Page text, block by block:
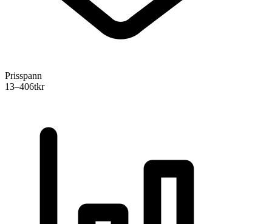
Prisspann
13–406tkr